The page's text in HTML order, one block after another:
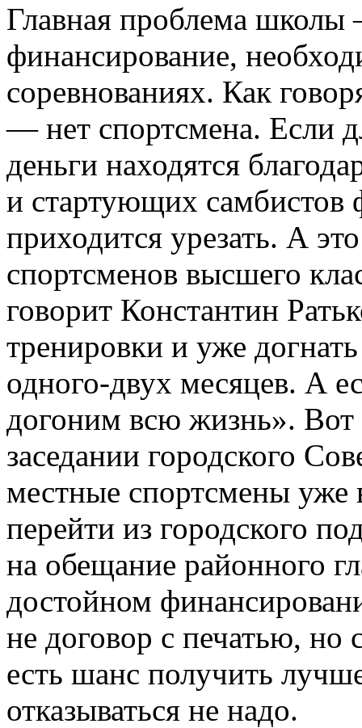
Главная проблема школы
финансирование,
соревнованиях. Как
— нет спортсмена. Если
деньги находятся
и стартующих самбистов
приходится урезать. А
спортсменов высшего
говорит Константин
тренировки и уже
одного-двух месяцев. А
догоним всю жизнь». Вот
заседании городского
местные спортсмены уже
перейти из городского
на обещание районного
достойном
не договор с печатью, но
есть шанс получить
отказываться не надо.